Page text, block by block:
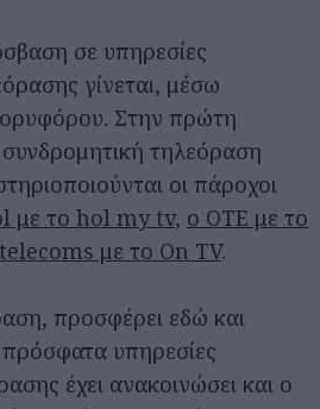
σε υπηρεσίες
γίνεται, μέσω
Στην πρώτη
τηλεόραση
οι πάροχοι
με το hol my tv, ο OTE με το
με το On TV.
προσφέρει εδώ και
υπηρεσίες
έχει ανακοινώσει και ο